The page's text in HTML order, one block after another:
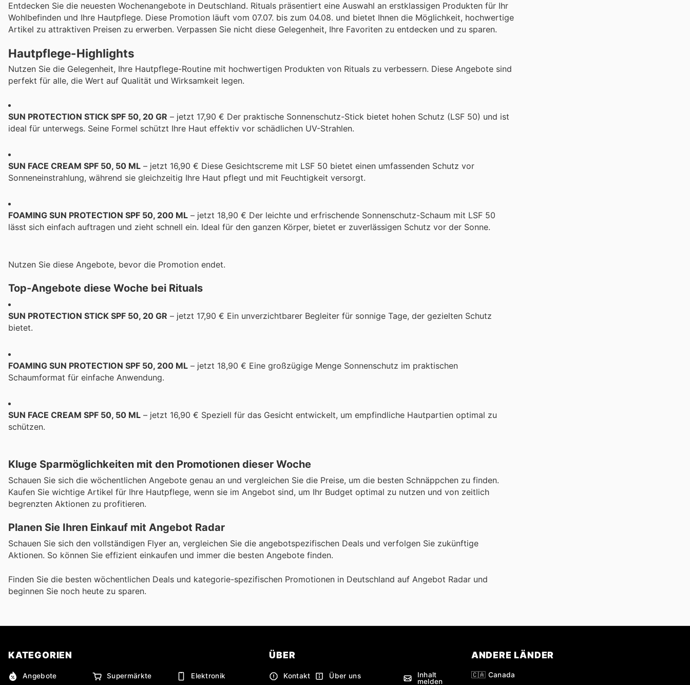
Entdecken Sie die neuesten Wochenangebote in Deutschland. Rituals präsentiert eine Auswahl an erstklassigen Produkten für Ihr
Wohlbefinden und Ihre Hautpflege. Diese Promotion läuft vom 07.07. bis zum 04.08. und bietet Ihnen die Möglichkeit, hochwertige
Artikel zu attraktiven Preisen zu erwerben. Verpassen Sie nicht diese Gelegenheit, Ihre Favoriten zu entdecken und zu sparen.
Hautpflege-Highlights
Nutzen Sie die Gelegenheit, Ihre Hautpflege-Routine mit hochwertigen Produkten von Rituals zu verbessern. Diese Angebote sind
perfekt für alle, die Wert auf Qualität und Wirksamkeit legen.
SUN PROTECTION STICK SPF 50, 20 GR – jetzt 17,90 € Der praktische Sonnenschutz-Stick bietet hohen Schutz (LSF 50) und ist
ideal für unterwegs. Seine Formel schützt Ihre Haut effektiv vor schädlichen UV-Strahlen.
SUN FACE CREAM SPF 50, 50 ML – jetzt 16,90 € Diese Gesichtscreme mit LSF 50 bietet einen umfassenden Schutz vor
Sonneneinstrahlung, während sie gleichzeitig Ihre Haut pflegt und mit Feuchtigkeit versorgt.
FOAMING SUN PROTECTION SPF 50, 200 ML – jetzt 18,90 € Der leichte und erfrischende Sonnenschutz-Schaum mit LSF 50
lässt sich einfach auftragen und zieht schnell ein. Ideal für den ganzen Körper, bietet er zuverlässigen Schutz vor der Sonne.
Nutzen Sie diese Angebote, bevor die Promotion endet.
Top-Angebote diese Woche bei Rituals
SUN PROTECTION STICK SPF 50, 20 GR – jetzt 17,90 € Ein unverzichtbarer Begleiter für sonnige Tage, der gezielten Schutz
bietet.
FOAMING SUN PROTECTION SPF 50, 200 ML – jetzt 18,90 € Eine großzügige Menge Sonnenschutz im praktischen
Schaumformat für einfache Anwendung.
SUN FACE CREAM SPF 50, 50 ML – jetzt 16,90 € Speziell für das Gesicht entwickelt, um empfindliche Hautpartien optimal zu
schützen.
Kluge Sparmöglichkeiten mit den Promotionen dieser Woche
Schauen Sie sich die wöchentlichen Angebote genau an und vergleichen Sie die Preise, um die besten Schnäppchen zu finden.
Kaufen Sie wichtige Artikel für Ihre Hautpflege, wenn sie im Angebot sind, um Ihr Budget optimal zu nutzen und von zeitlich
begrenzten Aktionen zu profitieren.
Planen Sie Ihren Einkauf mit Angebot Radar
Schauen Sie sich den vollständigen Flyer an, vergleichen Sie die angebotspezifischen Deals und verfolgen Sie zukünftige
Aktionen. So können Sie effizient einkaufen und immer die besten Angebote finden.
Finden Sie die besten wöchentlichen Deals und kategorie-spezifischen Promotionen in Deutschland auf Angebot Radar und
beginnen Sie noch heute zu sparen.
KATEGORIEN
Angebote Supermärkte Elektronik
ÜBER
Kontakt Über uns
Inhalt
melden
ANDERE LÄNDER
🇨🇦 Canada